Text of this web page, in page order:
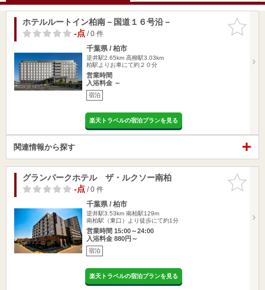
お気に入
りに追加
ホテルルートイン柏南－国道１６号沿－
-点/ 0 件
千葉県 / 柏市
逆井駅2.65km 高柳駅3.03km
柏駅よりお車にて約２０分
営業時間
入浴料金 ～
宿泊
楽天トラベルの宿泊プランを見る
関連情報から探す
お気に入
りに追加
グランパークホテル ザ・ルクソー南柏
-点/ 0 件
千葉県 / 柏市
逆井駅3.53km 南柏駅129m
南柏駅（東口）より徒歩にて約1分
営業時間 15:00～24:00
入浴料金 880円～
宿泊
楽天トラベルの宿泊プランを見る